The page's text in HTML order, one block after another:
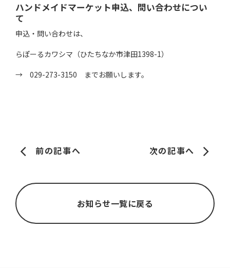
ハンドメイドマーケット申込、問い合わせについ
て
申込・問い合わせは、
らぽーるカワシマ（ひたちなか市津田1398-1）
→ 029-273-3150 までお願いします。
前の記事へ 次の記事へ
お知らせ一覧に戻る